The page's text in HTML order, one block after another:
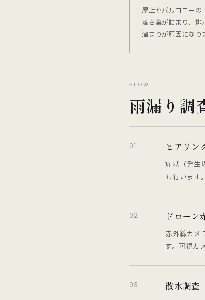
屋上やバルコニーの
落ち葉が詰まり、排
溜まりが原因になり
FLOW
雨漏り調
01 ヒアリン
症状（発生
も行います。
02 ドローン
赤外線カメ
す。可視カ
03 散水調査